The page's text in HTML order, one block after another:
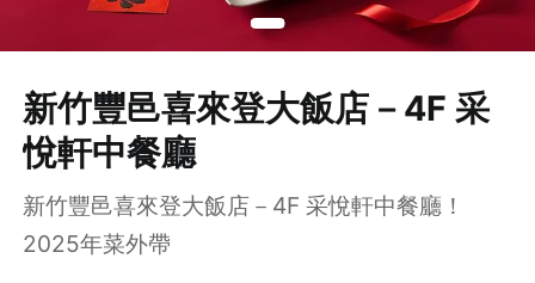
新竹豐邑喜來登大飯店－4F 采
悅軒中餐廳
新竹豐邑喜來登大飯店－4F 采悅軒中餐廳！
2025年菜外帶